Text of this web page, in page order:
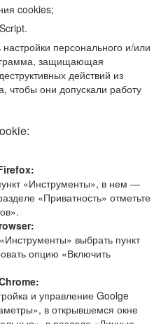
cookies;
персонального и/или
защищающая
действий из
чтобы они допускали работу
«Инструменты», в нем —
«Приватность» отметьте
выбрать пункт
опцию «Включить
и управление Goolge
в открывшемся окне